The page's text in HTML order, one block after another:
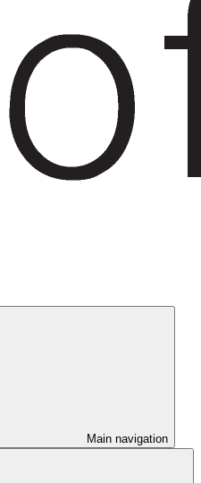
Main navigation